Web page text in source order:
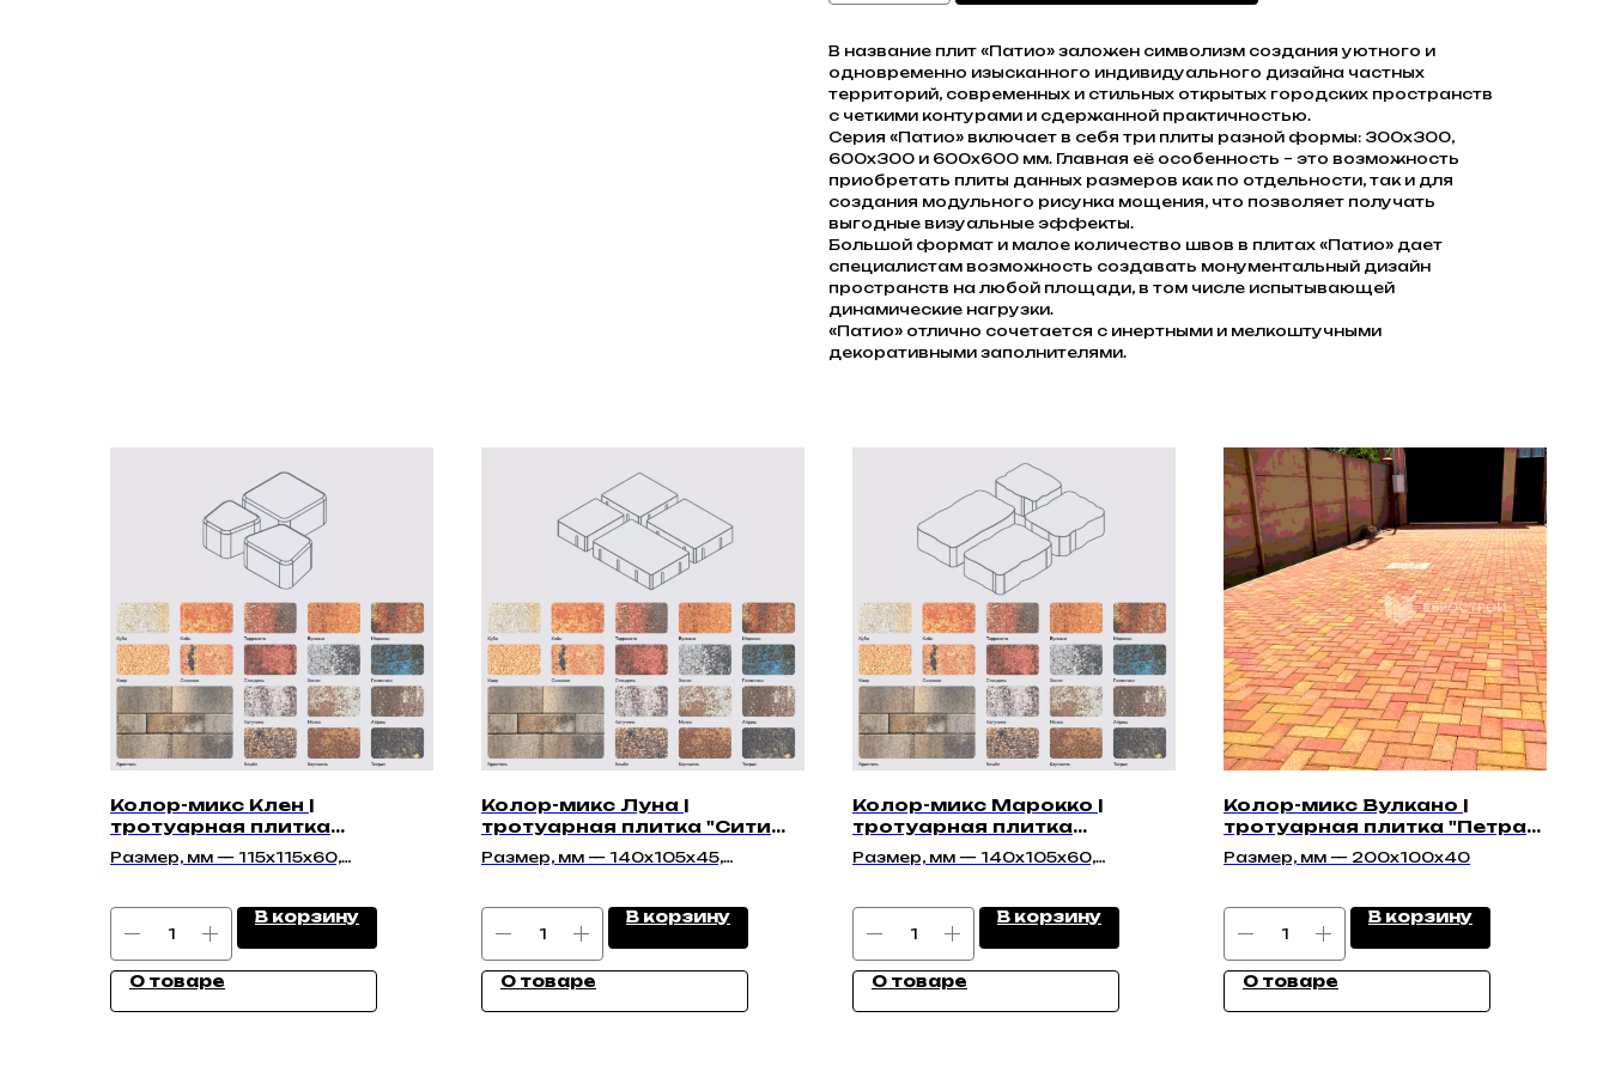
В название плит «Патио» заложен символизм создания уютного и
одновременно изысканного индивидуального дизайна частных
территорий, современных и стильных открытых городских пространств
с четкими контурами и сдержанной практичностью.
Серия «Патио» включает в себя три плиты разной формы: 300х300,
600х300 и 600х600 мм. Главная её особенность – это возможность
приобретать плиты данных размеров как по отдельности, так и для
создания модульного рисунка мощения, что позволяет получать
выгодные визуальные эффекты.
Большой формат и малое количество швов в плитах «Патио» дает
специалистам возможность создавать монументальный дизайн
пространств на любой площади, в том числе испытывающей
динамические нагрузки.
«Патио» отлично сочетается с инертными и мелкоштучными
декоративными заполнителями.
Колор-микс Клен |
тротуарная плитка
"Классико 60мм" | Гладкая
Размер, мм — 115х115х60,
В корзину
О товаре
Колор-микс Луна |
тротуарная плитка "Сити
45мм" | Гладкая
Размер, мм — 140х105х45,
В корзину
О товаре
Колор-микс Марокко |
тротуарная плитка
"Беганит 60мм" | Гладкая
Размер, мм — 140х105х60,
В корзину
О товаре
Колор-микс Вулкано |
тротуарная плитка "Петра
40мм" | Гладкая
Размер, мм — 200x100x40
В корзину
О товаре